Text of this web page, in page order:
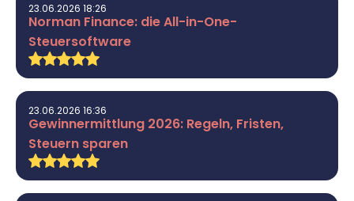
23.06.2026 18:26
Norman Finance: die All-in-One-
Steuersoftware
23.06.2026 16:36
Gewinnermittlung 2026: Regeln, Fristen,
Steuern sparen